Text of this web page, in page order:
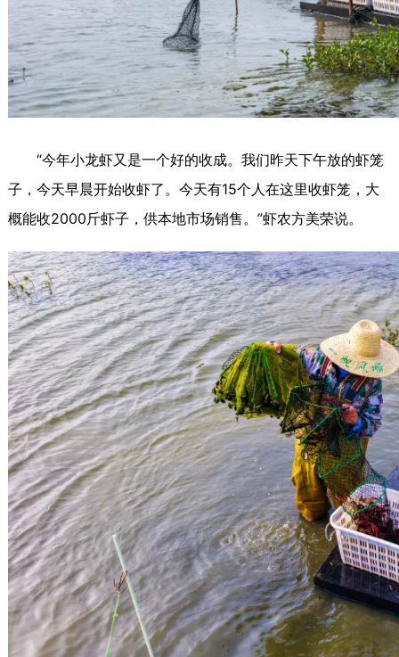
“今年小龙虾又是一个好的收成。我们昨天下午放的虾笼
子，今天早晨开始收虾了。今天有15个人在这里收虾笼，大
概能收2000斤虾子，供本地市场销售。”虾农方美荣说。